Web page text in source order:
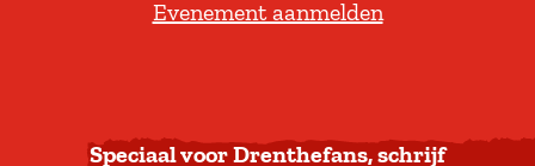
r
a
Evenement aanmelden
Speciaal voor Drenthefans, schrijf